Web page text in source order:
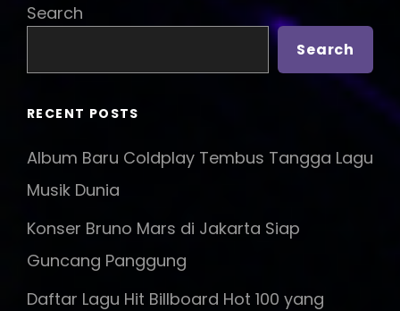
Terbaru
Di
Jakarta
Malam
Search
Search
RECENT POSTS
Album Baru Coldplay Tembus Tangga Lagu
Musik Dunia
Konser Bruno Mars di Jakarta Siap
Guncang Panggung
Daftar Lagu Hit Billboard Hot 100 yang